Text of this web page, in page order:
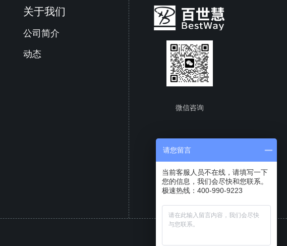
关于我们
公司简介
动态
微信咨询
请您留言
当前客服人员不在线，请填写一下
您的信息，我们会尽快和您联系。
极速热线：400-990-9223